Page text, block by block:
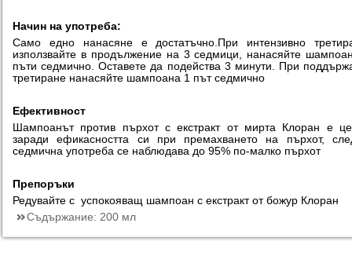
Начин на употреба:
Само едно нанасяне е достатъчно.При интензивно
използвайте в продължение на 3 седмици, нанасяйте
пъти седмично. Оставете да подейства 3 минути. При
третиране нанасяйте шампоана 1 път седмично
Ефективност
Шампоанът против пърхот с екстракт от мирта Клоран е
заради ефикасността си при премахването на пърхот,
седмична употреба се наблюдава до 95% по-малко пърхот
Препоръки
Редувайте с успокояващ шампоан с екстракт от божур Клоран
Съдържание: 200 мл